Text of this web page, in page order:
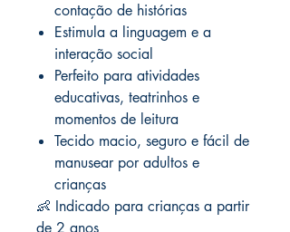
contação de histórias
Estimula a linguagem e a
interação social
Perfeito para atividades
educativas, teatrinhos e
momentos de leitura
Tecido macio, seguro e fácil de
manusear por adultos e
crianças
👶 Indicado para crianças a partir
de 2 anos